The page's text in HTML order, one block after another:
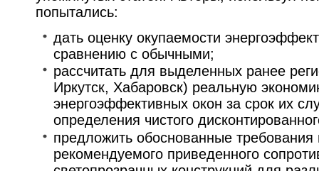
попытались:
дать оценку окупаемости
сравнению с обычными;
рассчитать для выделенных ранее
Иркутск, Хабаровск) реальную
энергоэффективных окон за срок их
определения чистого
предложить обоснованные требования
рекомендуемого приведенного